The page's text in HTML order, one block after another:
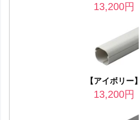
13,200円
【アイボリー】
13,200円